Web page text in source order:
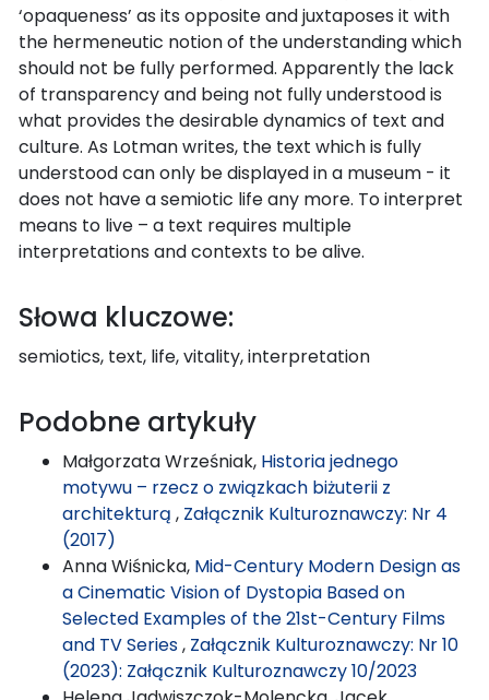
‘opaqueness’ as its opposite and juxtaposes it with
the hermeneutic notion of the understanding which
should not be fully performed. Apparently the lack
of transparency and being not fully understood is
what provides the desirable dynamics of text and
culture. As Lotman writes, the text which is fully
understood can only be displayed in a museum - it
does not have a semiotic life any more. To interpret
means to live – a text requires multiple
interpretations and contexts to be alive.
Słowa kluczowe:
semiotics, text, life, vitality, interpretation
Podobne artykuły
Małgorzata Wrześniak, Historia jednego
motywu – rzecz o związkach biżuterii z
architekturą , Załącznik Kulturoznawczy: Nr 4
(2017)
Anna Wiśnicka, Mid-Century Modern Design as
a Cinematic Vision of Dystopia Based on
Selected Examples of the 21st-Century Films
and TV Series, Załącznik Kulturoznawczy: Nr 10
(2023): Załącznik Kulturoznawczy 10/2023